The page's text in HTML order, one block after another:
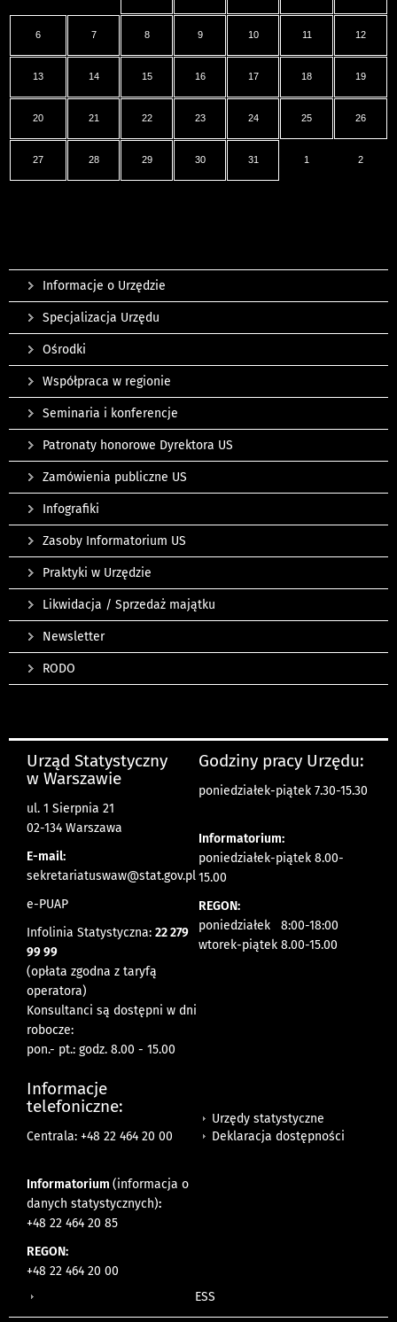
6 7 8 9 10 11 12
13 14 15 16 17 18 19
20 21 22 23 24 25 26
27 28 29 30 31 1 2
Informacje o Urzędzie
Specjalizacja Urzędu
Ośrodki
Współpraca w regionie
Seminaria i konferencje
Patronaty honorowe Dyrektora US
Zamówienia publiczne US
Infografiki
Zasoby Informatorium US
Praktyki w Urzędzie
Likwidacja / Sprzedaż majątku
Newsletter
RODO
Urząd Statystyczny
w Warszawie
ul. 1 Sierpnia 21
02-134 Warszawa
E-mail:
sekretariatuswaw@stat.gov.pl
e-PUAP
Infolinia Statystyczna: 22 279
99 99
(opłata zgodna z taryfą
operatora)
Konsultanci są dostępni w dni
robocze:
pon.- pt.: godz. 8.00 - 15.00
Godziny pracy Urzędu:
poniedziałek-piątek 7.30-15.30
Informatorium:
poniedziałek-piątek 8.00-
15.00
REGON:
poniedziałek 8:00-18:00
wtorek-piątek 8.00-15.00
Informacje
telefoniczne:
Centrala: +48 22 464 20 00
Informatorium (informacja o
danych statystycznych):
+48 22 464 20 85
REGON:
+48 22 464 20 00
Urzędy statystyczne
Deklaracja dostępności
ESS